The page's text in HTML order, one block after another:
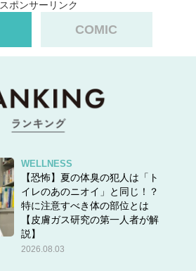
スポンサーリンク
COMIC
WELLNESS
【恐怖】夏の体臭の犯人は「ト
イレのあのニオイ」と同じ！？
特に注意すべき体の部位とは
【皮膚ガス研究の第一人者が解
説】
2026.08.03